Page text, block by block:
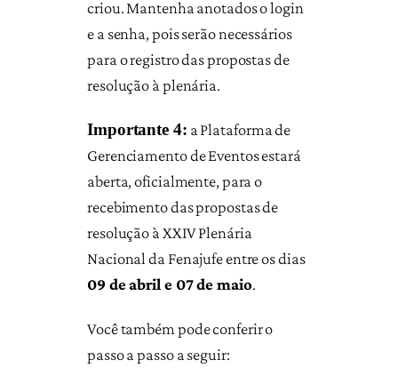
criou. Mantenha anotados o login
e a senha, pois serão necessários
para o registro das propostas de
resolução à plenária.
Importante 4: a Plataforma de
Gerenciamento de Eventos estará
aberta, oficialmente, para o
recebimento das propostas de
resolução à XXIV Plenária
Nacional da Fenajufe entre os dias
09 de abril e 07 de maio.
Você também pode conferir o
passo a passo a seguir: